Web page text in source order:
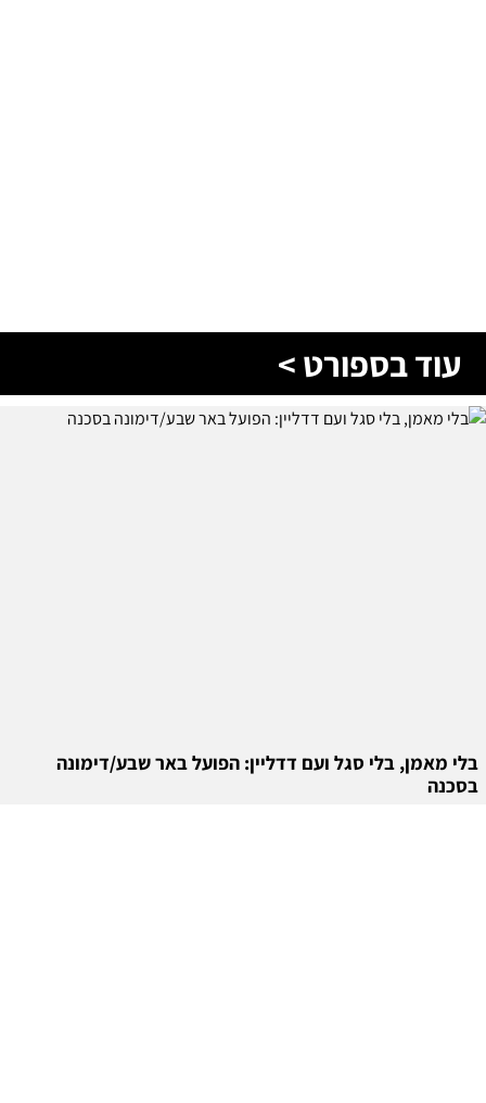
עוד בספורט >
בלי מאמן, בלי סגל ועם דדליין: הפועל באר שבע/דימונה
בסכנה